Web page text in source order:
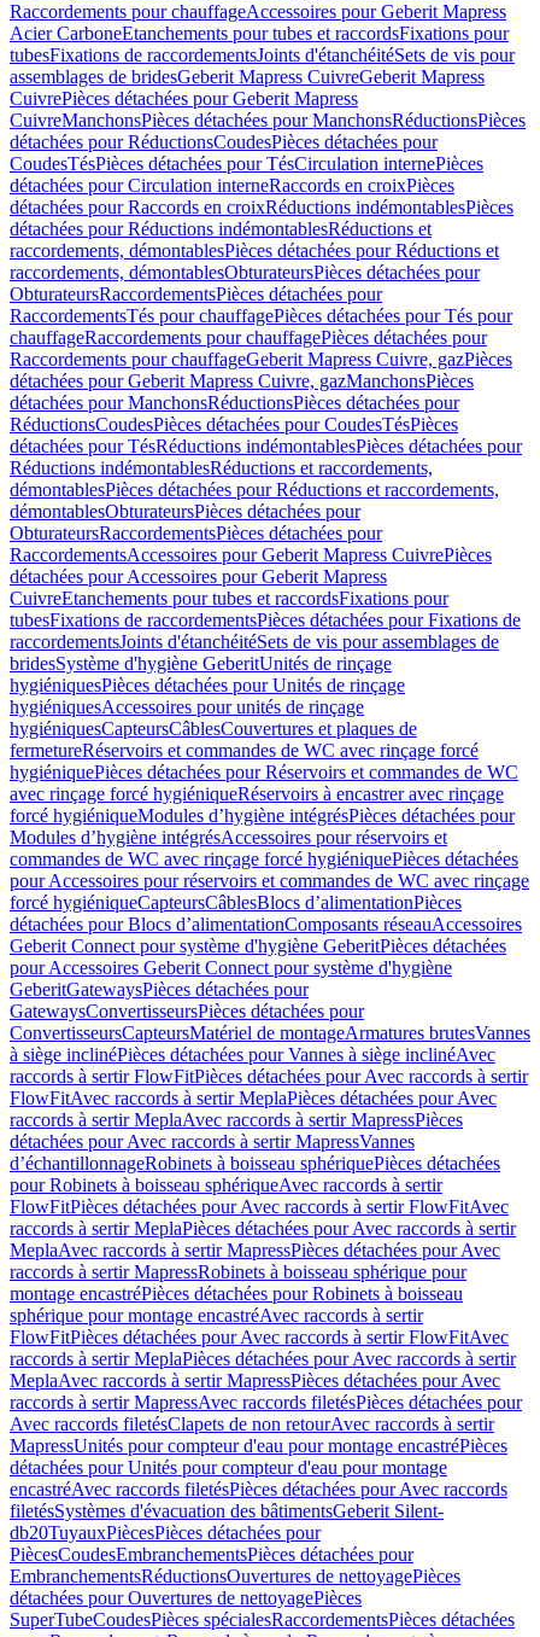
Raccordements pour chauffageAccessoires pour Geberit Mapress
Acier CarboneEtanchements pour tubes et raccordsFixations pour
tubesFixations de raccordementsJoints d'étanchéitéSets de vis pour
assemblages de bridesGeberit Mapress CuivreGeberit Mapress
CuivrePièces détachées pour Geberit Mapress
CuivreManchonsPièces détachées pour ManchonsRéductionsPièces
détachées pour RéductionsCoudesPièces détachées pour
CoudesTésPièces détachées pour TésCirculation internePièces
détachées pour Circulation interneRaccords en croixPièces
détachées pour Raccords en croixRéductions indémontablesPièces
détachées pour Réductions indémontablesRéductions et
raccordements, démontablesPièces détachées pour Réductions et
raccordements, démontablesObturateursPièces détachées pour
ObturateursRaccordementsPièces détachées pour
RaccordementsTés pour chauffagePièces détachées pour Tés pour
chauffageRaccordements pour chauffagePièces détachées pour
Raccordements pour chauffageGeberit Mapress Cuivre, gazPièces
détachées pour Geberit Mapress Cuivre, gazManchonsPièces
détachées pour ManchonsRéductionsPièces détachées pour
RéductionsCoudesPièces détachées pour CoudesTésPièces
détachées pour TésRéductions indémontablesPièces détachées pour
Réductions indémontablesRéductions et raccordements,
démontablesPièces détachées pour Réductions et raccordements,
démontablesObturateursPièces détachées pour
ObturateursRaccordementsPièces détachées pour
RaccordementsAccessoires pour Geberit Mapress CuivrePièces
détachées pour Accessoires pour Geberit Mapress
CuivreEtanchements pour tubes et raccordsFixations pour
tubesFixations de raccordementsPièces détachées pour Fixations de
raccordementsJoints d'étanchéitéSets de vis pour assemblages de
bridesSystème d'hygiène GeberitUnités de rinçage
hygiéniquesPièces détachées pour Unités de rinçage
hygiéniquesAccessoires pour unités de rinçage
hygiéniquesCapteursCâblesCouvertures et plaques de
fermetureRéservoirs et commandes de WC avec rinçage forcé
hygiéniquePièces détachées pour Réservoirs et commandes de WC
avec rinçage forcé hygiéniqueRéservoirs à encastrer avec rinçage
forcé hygiéniqueModules d’hygiène intégrésPièces détachées pour
Modules d’hygiène intégrésAccessoires pour réservoirs et
commandes de WC avec rinçage forcé hygiéniquePièces détachées
pour Accessoires pour réservoirs et commandes de WC avec rinçage
forcé hygiéniqueCapteursCâblesBlocs d’alimentationPièces
détachées pour Blocs d’alimentationComposants réseauAccessoires
Geberit Connect pour système d'hygiène GeberitPièces détachées
pour Accessoires Geberit Connect pour système d'hygiène
GeberitGatewaysPièces détachées pour
GatewaysConvertisseursPièces détachées pour
ConvertisseursCapteursMatériel de montageArmatures brutesVannes
à siège inclinéPièces détachées pour Vannes à siège inclinéAvec
raccords à sertir FlowFitPièces détachées pour Avec raccords à sertir
FlowFitAvec raccords à sertir MeplaPièces détachées pour Avec
raccords à sertir MeplaAvec raccords à sertir MapressPièces
détachées pour Avec raccords à sertir MapressVannes
d’échantillonnageRobinets à boisseau sphériquePièces détachées
pour Robinets à boisseau sphériqueAvec raccords à sertir
FlowFitPièces détachées pour Avec raccords à sertir FlowFitAvec
raccords à sertir MeplaPièces détachées pour Avec raccords à sertir
MeplaAvec raccords à sertir MapressPièces détachées pour Avec
raccords à sertir MapressRobinets à boisseau sphérique pour
montage encastréPièces détachées pour Robinets à boisseau
sphérique pour montage encastréAvec raccords à sertir
FlowFitPièces détachées pour Avec raccords à sertir FlowFitAvec
raccords à sertir MeplaPièces détachées pour Avec raccords à sertir
MeplaAvec raccords à sertir MapressPièces détachées pour Avec
raccords à sertir MapressAvec raccords filetésPièces détachées pour
Avec raccords filetésClapets de non retourAvec raccords à sertir
MapressUnités pour compteur d'eau pour montage encastréPièces
détachées pour Unités pour compteur d'eau pour montage
encastréAvec raccords filetésPièces détachées pour Avec raccords
filetésSystèmes d'évacuation des bâtimentsGeberit Silent-
db20TuyauxPiècesPièces détachées pour
PiècesCoudesEmbranchementsPièces détachées pour
EmbranchementsRéductionsOuvertures de nettoyagePièces
détachées pour Ouvertures de nettoyagePièces
SuperTubeCoudesPièces spécialesRaccordementsPièces détachées